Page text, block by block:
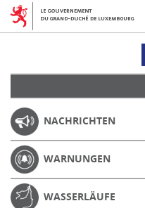
NACHRICHTEN
WARNUNGEN
WASSERLÄUFE